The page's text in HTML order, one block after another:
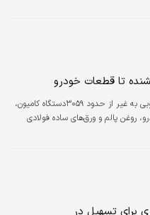
در فهرست ۱۰ کالای اول رسوبی به غیر از حدود ۳۰۵۹دستگاه کامیون،
روغن پالم و ورق‌های ساده فولادی
برای تسهیل در